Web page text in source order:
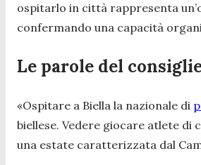
ospitarlo in città rappresenta
confermando una capacità
Le parole del
«Ospitare a Biella la nazionale di
biellese. Vedere giocare atlete di
una estate caratterizzata dal